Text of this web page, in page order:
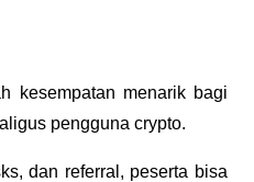
kesempatan menarik bagi
pengguna crypto.
dan referral, peserta bisa